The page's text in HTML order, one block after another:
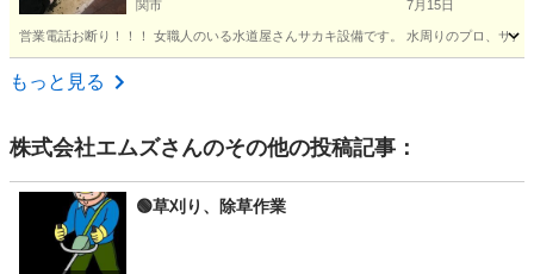
関市 7月15日
営業電話お断り！！！ 女職人のいる水道屋さんサカキ設備です。 水周りのプロ、サ
岐阜 関市
もっと見る
株式会社エムズさんのその他の投稿記事：
🟢草刈り、除草作業